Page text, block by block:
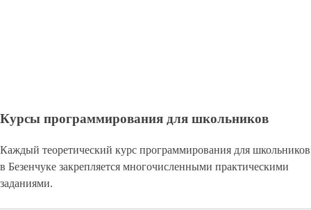
Курсы программирования для школьников
Каждый теоретический курс программирования для школьников
в Безенчуке закрепляется многочисленными практическими
заданиями.